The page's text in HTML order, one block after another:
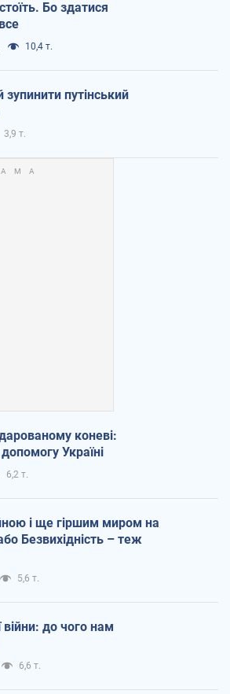
Бо здатися
10,4 т.
зупинити путінський
3,9 т.
коневі:
Україні
6,2 т.
і ще гіршим миром на
Безвихідність – теж
5,6 т.
війни: до чого нам
6,6 т.